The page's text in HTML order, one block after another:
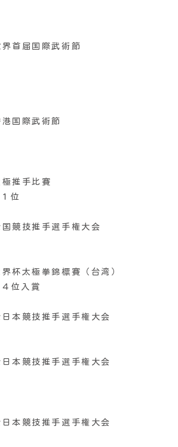
首届国際武術節
国際武術節
推手比賽
位
競技推手選手権大会
杯太極拳錦標賽（台湾）
位入賞
本競技推手選手権大会
本競技推手選手権大会
本競技推手選手権大会